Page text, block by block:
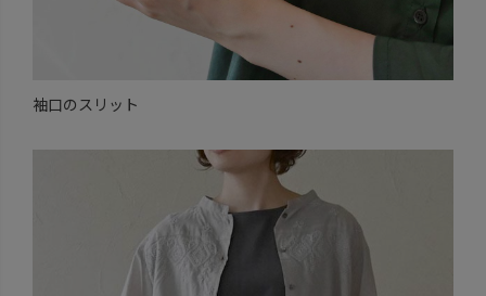
袖口のスリット